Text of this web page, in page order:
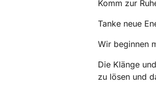
Komm zur
Tanke neue
Wir beginnen
Die Klänge
zu lösen und